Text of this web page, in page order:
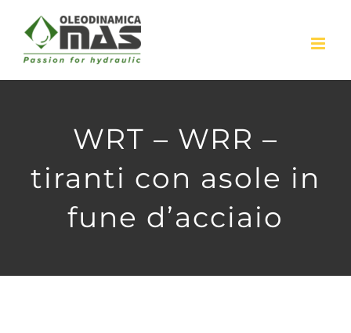
content
WRT – WRR –
tiranti con asole in
fune d’acciaio